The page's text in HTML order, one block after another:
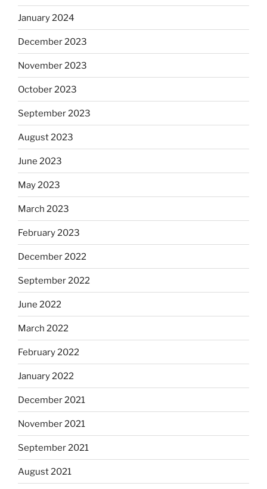
January 2024
December 2023
November 2023
October 2023
September 2023
August 2023
June 2023
May 2023
March 2023
February 2023
December 2022
September 2022
June 2022
March 2022
February 2022
January 2022
December 2021
November 2021
September 2021
August 2021